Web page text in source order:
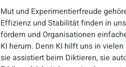
Mut und Experimentierfreude
Effizienz und Stabilität finden in
fördern und Organisationen
KI herum. Denn KI hilft uns in
sie assistiert beim Diktieren, sie